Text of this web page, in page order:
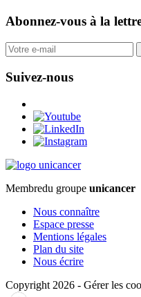
Abonnez-vous à la
Suivez-nous
Membredu groupe unicancer
Nous connaître
Espace presse
Mentions légales
Plan du site
Nous écrire
Copyright 2026 - Gérer les